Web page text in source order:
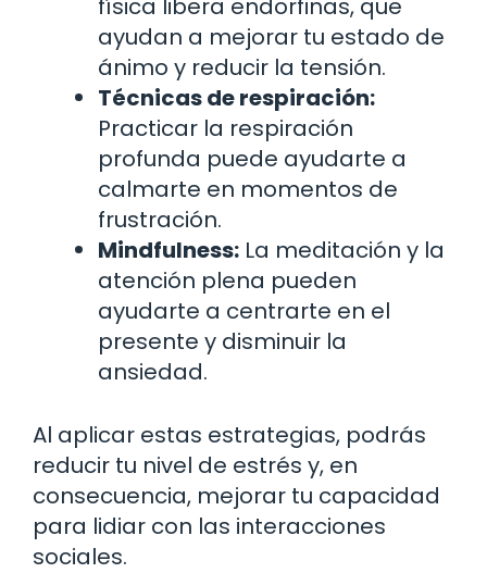
ayudan a mejorar tu estado de
ánimo y reducir la tensión.
Técnicas de respiración:
Practicar la respiración
profunda puede ayudarte a
calmarte en momentos de
frustración.
Mindfulness: La meditación y la
atención plena pueden
ayudarte a centrarte en el
presente y disminuir la
ansiedad.
Al aplicar estas estrategias, podrás
reducir tu nivel de estrés y, en
consecuencia, mejorar tu capacidad
para lidiar con las interacciones
sociales.